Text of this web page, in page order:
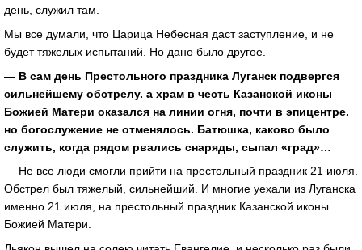
день, служил там.
Мы все думали, что Царица Небесная даст заступление, и не
будет тяжелых испытаний. Но дано было другое.
— В сам день Престольного праздника Луганск подвергся
сильнейшему обстрелу. а храм в честь Казанской иконы
Божией Матери оказался на линии огня, почти в эпицентре.
но богослужение не отменялось. Батюшка, каково было
служить, когда рядом рвались снаряды, сыпал «град»…
— Не все люди смогли прийти на престольный праздник 21 июля.
Обстрел был тяжелый, сильнейший. И многие уехали из Луганска
именно 21 июля, на престольный праздник Казанской иконы
Божией Матери.